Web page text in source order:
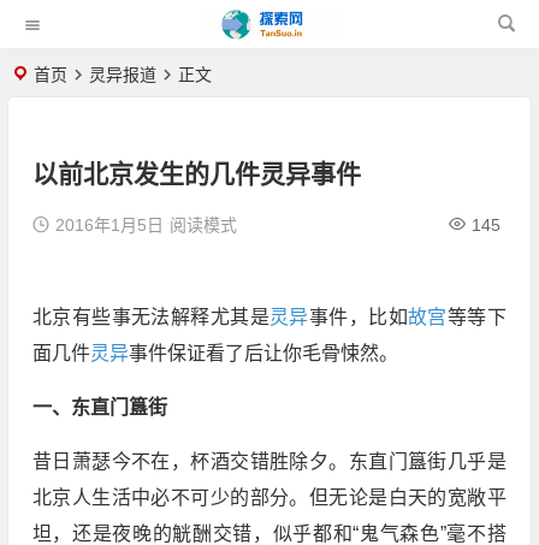
首页 灵异报道 正文
以前北京发生的几件灵异事件
2016年1月5日 145
阅读模式
北京有些事无法解释尤其是灵异事件，比如故宫等等下
面几件灵异事件保证看了后让你毛骨悚然。
一、东直门簋街
昔日萧瑟今不在，杯酒交错胜除夕。东直门簋街几乎是
北京人生活中必不可少的部分。但无论是白天的宽敞平
坦，还是夜晚的觥酬交错，似乎都和“鬼气森色”毫不搭